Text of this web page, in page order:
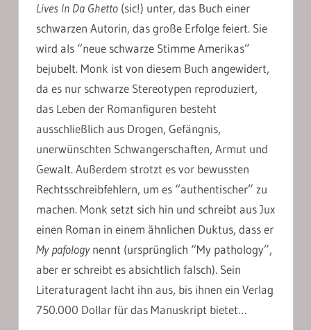
Lives In Da Ghetto (sic!) unter, das Buch einer
schwarzen Autorin, das große Erfolge feiert. Sie
wird als “neue schwarze Stimme Amerikas”
bejubelt. Monk ist von diesem Buch angewidert,
da es nur schwarze Stereotypen reproduziert,
das Leben der Romanfiguren besteht
ausschließlich aus Drogen, Gefängnis,
unerwünschten Schwangerschaften, Armut und
Gewalt. Außerdem strotzt es vor bewussten
Rechtsschreibfehlern, um es “authentischer” zu
machen. Monk setzt sich hin und schreibt aus Jux
einen Roman in einem ähnlichen Duktus, dass er
My pafologynennt (ursprünglich “My pathology”,
aber er schreibt es absichtlich falsch). Sein
Literaturagent lacht ihn aus, bis ihnen ein Verlag
750.000 Dollar für das Manuskript bietet…